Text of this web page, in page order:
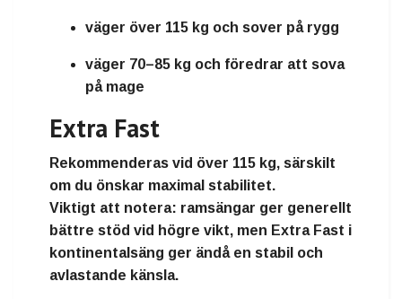
väger över 115 kg och sover på rygg
väger 70–85 kg och föredrar att sova
på mage
Extra Fast
Rekommenderas vid över 115 kg, särskilt
om du önskar maximal stabilitet.
Viktigt att notera: ramsängar ger generellt
bättre stöd vid högre vikt, men Extra Fast i
kontinentalsäng ger ändå en stabil och
avlastande känsla.